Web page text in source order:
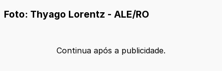
Foto: Thyago Lorentz - ALE/RO
Continua após a publicidade.